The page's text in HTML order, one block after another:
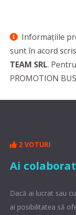
Informaţiile
sunt în acord
TEAM SRL.
PROMOTION
2 VOTURI
Ai
Dacă ai lucrat sau
ai posibilitatea să